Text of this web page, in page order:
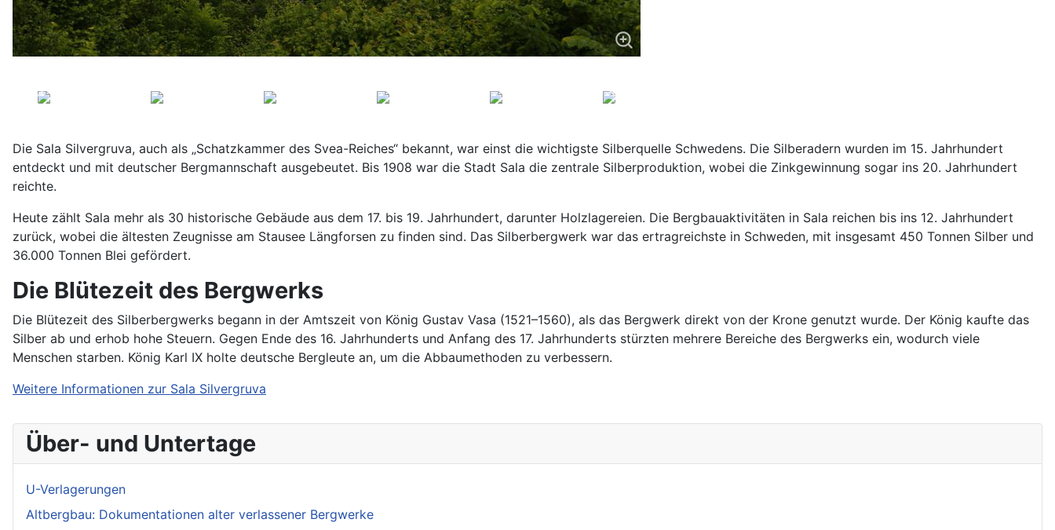
Die Sala Silvergruva, auch als „Schatzkammer des Svea-Reiches“ bekannt, war einst die wichtigste Silberquelle Schwedens. Die Silberadern wurden im 15. Jahrhundert
entdeckt und mit deutscher Bergmannschaft ausgebeutet. Bis 1908 war die Stadt Sala die zentrale Silberproduktion, wobei die Zinkgewinnung sogar ins 20. Jahrhundert
reichte.
Heute zählt Sala mehr als 30 historische Gebäude aus dem 17. bis 19. Jahrhundert, darunter Holzlagereien. Die Bergbauaktivitäten in Sala reichen bis ins 12. Jahrhundert
zurück, wobei die ältesten Zeugnisse am Stausee Längforsen zu finden sind. Das Silberbergwerk war das ertragreichste in Schweden, mit insgesamt 450 Tonnen Silber und
36.000 Tonnen Blei gefördert.
Die Blütezeit des Bergwerks
Die Blütezeit des Silberbergwerks begann in der Amtszeit von König Gustav Vasa (1521–1560), als das Bergwerk direkt von der Krone genutzt wurde. Der König kaufte das
Silber ab und erhob hohe Steuern. Gegen Ende des 16. Jahrhunderts und Anfang des 17. Jahrhunderts stürzten mehrere Bereiche des Bergwerks ein, wodurch viele
Menschen starben. König Karl IX holte deutsche Bergleute an, um die Abbaumethoden zu verbessern.
Weitere Informationen zur Sala Silvergruva
Über- und Untertage
U-Verlagerungen
Altbergbau: Dokumentationen alter verlassener Bergwerke